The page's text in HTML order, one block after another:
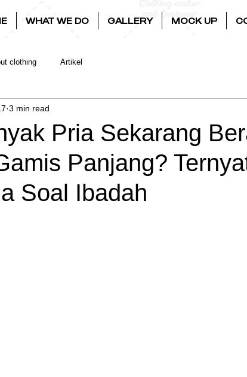
WHAT WE DO GALLERY MOCK UP
clothing Artikel
Pria Sekarang
Panjang?
Soal Ibadah
3 min read